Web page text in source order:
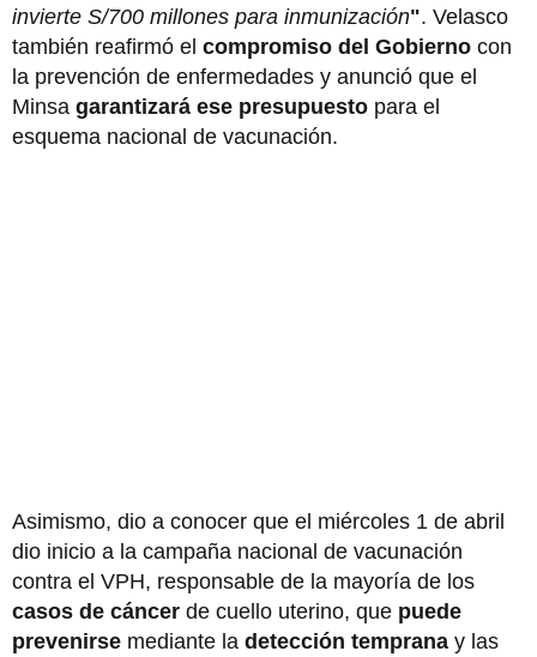
invierte S/700 millones para inmunización". Velasco
también reafirmó el compromiso del Gobierno con
la prevención de enfermedades y anunció que el
Minsa garantizará ese presupuesto para el
esquema nacional de vacunación.
Asimismo, dio a conocer que el miércoles 1 de abril
dio inicio a la campaña nacional de vacunación
contra el VPH, responsable de la mayoría de los
casos de cáncer de cuello uterino, que puede
prevenirse mediante la detección temprana y las